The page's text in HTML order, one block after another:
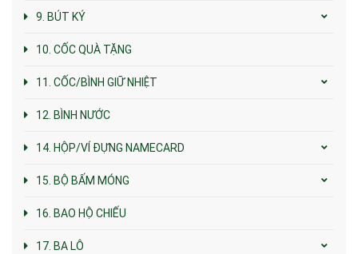
9. BÚT KÝ
10. CỐC QUÀ TẶNG
11. CỐC/BÌNH GIỮ NHIỆT
12. BÌNH NƯỚC
14. HỘP/VÍ ĐỰNG NAMECARD
15. BỘ BẤM MÓNG
16. BAO HỘ CHIẾU
17. BA LÔ